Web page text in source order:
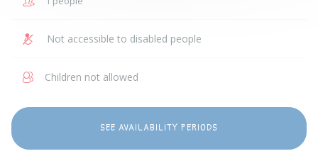
Not accessible to disabled people
Children not allowed
SEE AVAILABILITY PERIODS